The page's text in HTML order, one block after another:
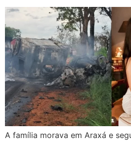
A família morava em Araxá e